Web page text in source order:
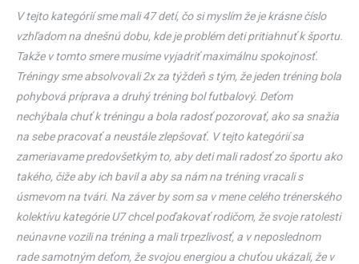
V tejto kategórií sme mali 47 detí, čo si myslím že je krásne číslo
vzhľadom na dnešnú dobu, kde je problém deti pritiahnuť k športu.
Takže v tomto smere musíme vyjadriť maximálnu spokojnosť.
Tréningy sme absolvovali 2x za týždeň s tým, že jeden tréning bola
pohybová príprava a druhý tréning bol futbalový. Deťom
nechýbala chuť k tréningu a bola radosť pozorovať, ako sa snažia
na sebe pracovať a neustále zlepšovať. V tejto kategórií sa
zameriavame predovšetkým to, aby deti mali radosť zo športu ako
takého, čiže aby ich bavil a aby sa nám na tréning vracali s
úsmevom na tvári. Na záver by som sa v mene celého trénerského
kolektívu kategórie U7 chcel poďakovať rodičom, že svoje ratolesti
neúnavne vozili na tréning a mali trpezlivosť, a v neposlednom
rade samotným deťom, že svojou energiou a chuťou ukázali, že v